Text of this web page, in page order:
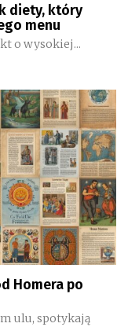
diety, który
menu
o wysokiej...
Homera po
ulu, spotykają